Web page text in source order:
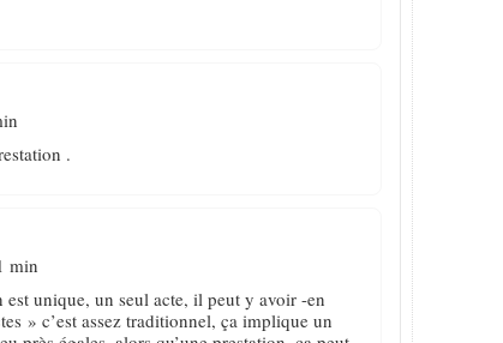
.
min
est unique, un seul acte, il peut y avoir -en
» c’est assez traditionnel, ça implique un